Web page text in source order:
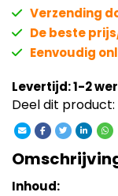
Verzending
De beste
Eenvoudig
Levertijd: 1-2
Deel dit product:
Inhoud: